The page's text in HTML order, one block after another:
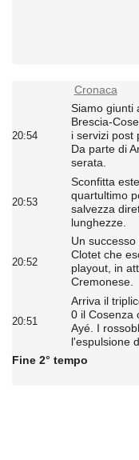
Cronaca
20:54
Siamo giunti
Brescia-
i servizi post
Da parte di
serata.
20:53
Sconfitta
quartultimo
salvezza
lunghezze.
20:52
Un
Clotet che
playout, in
Cremonese.
20:51
Arriva il
0 il Cosenza
Ayé. I
l'espulsione
Fine 2° tempo